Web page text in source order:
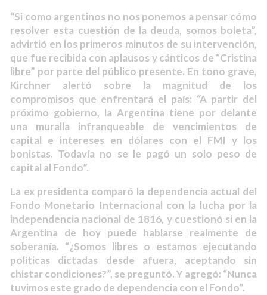
“Si como argentinos no nos ponemos a pensar cómo
resolver esta cuestión de la deuda, somos boleta”,
advirtió en los primeros minutos de su intervención,
que fue recibida con aplausos y cánticos de “Cristina
libre” por parte del público presente. En tono grave,
Kirchner alertó sobre la magnitud de los
compromisos que enfrentará el país: “A partir del
próximo gobierno, la Argentina tiene por delante
una muralla infranqueable de vencimientos de
capital e intereses en dólares con el FMI y los
bonistas. Todavía no se le pagó un solo peso de
capital al Fondo”.
La ex presidenta comparó la dependencia actual del
Fondo Monetario Internacional con la lucha por la
independencia nacional de 1816, y cuestionó si en la
Argentina de hoy puede hablarse realmente de
soberanía. “¿Somos libres o estamos ejecutando
políticas dictadas desde afuera, aceptando sin
chistar condiciones?”, se preguntó. Y agregó: “Nunca
tuvimos este grado de dependencia con el Fondo”.